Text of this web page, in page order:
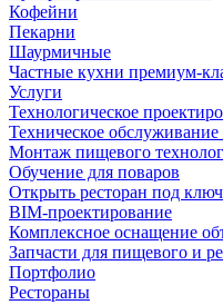
Кофейни
Пекарни
Шаурмичные
Частные кухни премиум-
Услуги
Технологическое
Техническое обслуживание
Монтаж пищевого
Обучение для поваров
Открыть ресторан под
BIM-проектирование
Комплексное оснащение
Запчасти для пищевого и
Портфолио
Рестораны